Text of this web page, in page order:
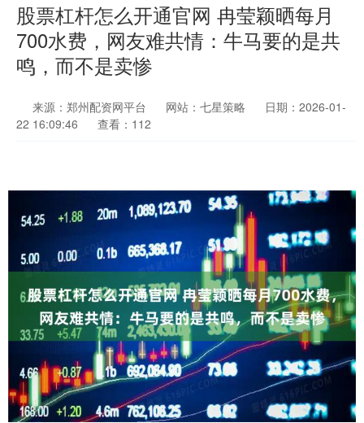
股票杠杆怎么开通官网 冉莹颖晒每月
700水费，网友难共情：牛马要的是共
鸣，而不是卖惨
来源：郑州配资网平台 网站：七星策略
日期：2026-01-
22 16:09:46
查看：112